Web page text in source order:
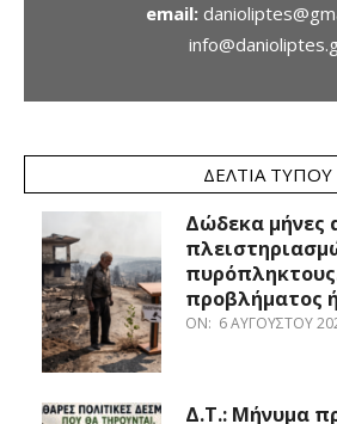
email:
ΔΕΛΤΊΑ ΤΎΠΟΥ
Δώδεκα μήνες
προβλήματος
ON: 6 ΑΥΓΟΎΣΤΟΥ
Δ.Τ.: Μήνυμα